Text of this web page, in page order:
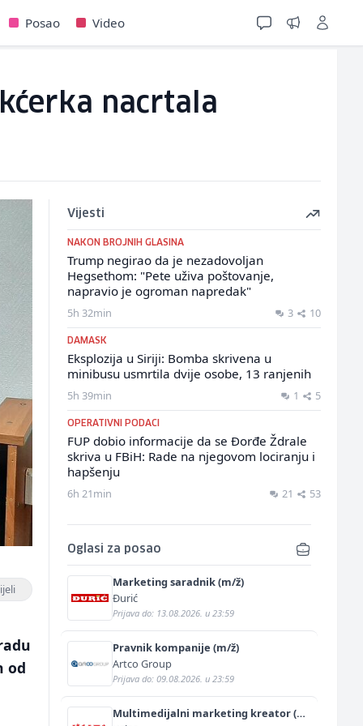
Posao Video
nacrtala
od
Vijesti
NAKON BROJNIH GLASINA
Trump negirao da je nezadovoljan
Hegsethom: "Pete uživa poštovanje,
napravio je ogroman napredak"
5h 32min 3 10
DAMASK
Eksplozija u Siriji: Bomba skrivena u
minibusu usmrtila dvije osobe, 13 ranjenih
5h 39min 1 5
OPERATIVNI PODACI
FUP dobio informacije da se Đorđe Ždrale
skriva u FBiH: Rade na njegovom lociranju i
hapšenju
6h 21min 21 53
Oglasi za posao
Marketing saradnik (m/ž)
Đurić
Prijava do: 13.08.2026. u 23:59
Pravnik kompanije (m/ž)
Artco Group
Prijava do: 09.08.2026. u 23:59
Multimedijalni marketing kreator (m/